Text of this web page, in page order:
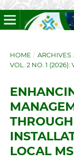
HOME / ARCHIVES
VOL. 2 NO. 1 (2026):
LOCAL